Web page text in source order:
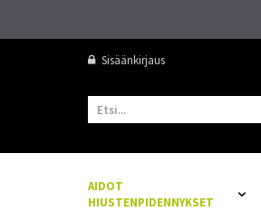
Sisäänkirjaus
AIDOT
HIUSTENPIDENNYKSET